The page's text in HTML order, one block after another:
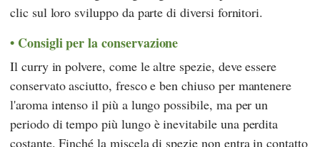
clic sul loro sviluppo da parte di diversi fornitori.
Consigli per la conservazione
Il curry in polvere, come le altre spezie, deve essere
conservato asciutto, fresco e ben chiuso per mantenere
l'aroma intenso il più a lungo possibile, ma per un
periodo di tempo più lungo è inevitabile una perdita
costante. Finché la miscela di spezie non entra in contatto